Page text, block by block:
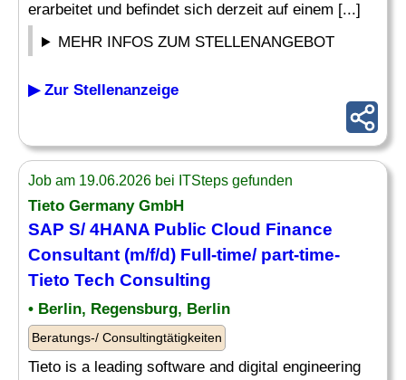
erarbeitet und befindet sich derzeit auf einem [...]
MEHR INFOS ZUM STELLENANGEBOT
▶ Zur Stellenanzeige
Job am 19.06.2026 bei ITSteps gefunden
Tieto Germany GmbH
SAP S/ 4HANA Public Cloud Finance
Consultant (m/f/d) Full-time/ part-time-
Tieto Tech Consulting
• Berlin, Regensburg, Berlin
Beratungs-/ Consultingtätigkeiten
Tieto is a leading software and digital engineering